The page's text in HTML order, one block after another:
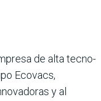
de alta tecno­
Ecovacs,
y al